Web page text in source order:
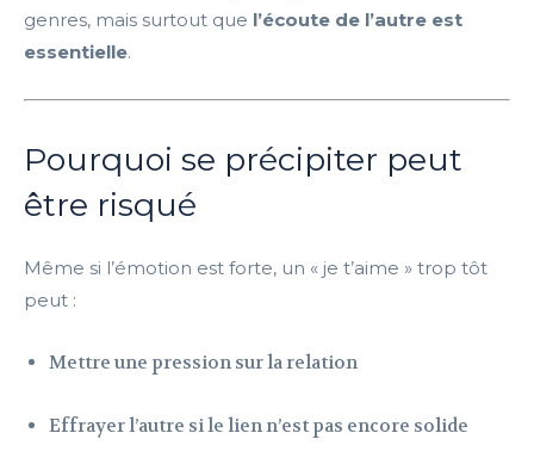
genres, mais surtout que l’écoute de l’autre est
essentielle.
Pourquoi se précipiter peut
être risqué
Même si l’émotion est forte, un « je t’aime » trop tôt
peut :
Mettre une pression sur la relation
Effrayer l’autre si le lien n’est pas encore solide